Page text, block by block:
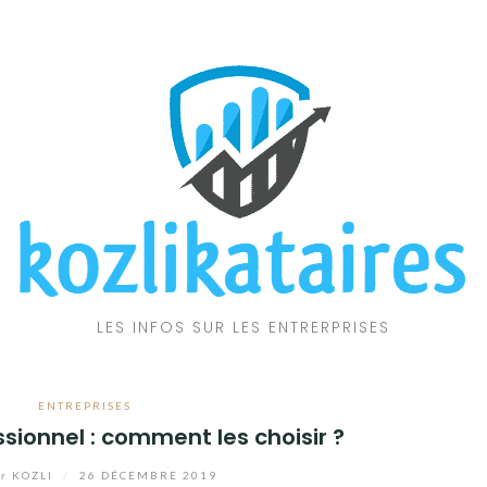
LES INFOS SUR LES ENTRERPRISES
ENTREPRISES
: comment les choisir ?
KOZLI 26 DÉCEMBRE 2019